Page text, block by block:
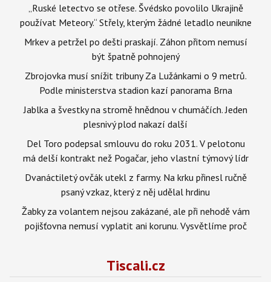
„Ruské letectvo se otřese. Švédsko povolilo Ukrajině
používat Meteory.“ Střely, kterým žádné letadlo neunikne
Mrkev a petržel po dešti praskají. Záhon přitom nemusí
být špatně pohnojený
Zbrojovka musí snížit tribuny Za Lužánkami o 9 metrů.
Podle ministerstva stadion kazí panorama Brna
Jablka a švestky na stromě hnědnou v chumáčích. Jeden
plesnivý plod nakazí další
Del Toro podepsal smlouvu do roku 2031. V pelotonu
má delší kontrakt než Pogačar, jeho vlastní týmový lídr
Dvanáctiletý ovčák utekl z farmy. Na krku přinesl ručně
psaný vzkaz, který z něj udělal hrdinu
Žabky za volantem nejsou zakázané, ale při nehodě vám
pojišťovna nemusí vyplatit ani korunu. Vysvětlíme proč
Tiscali.cz